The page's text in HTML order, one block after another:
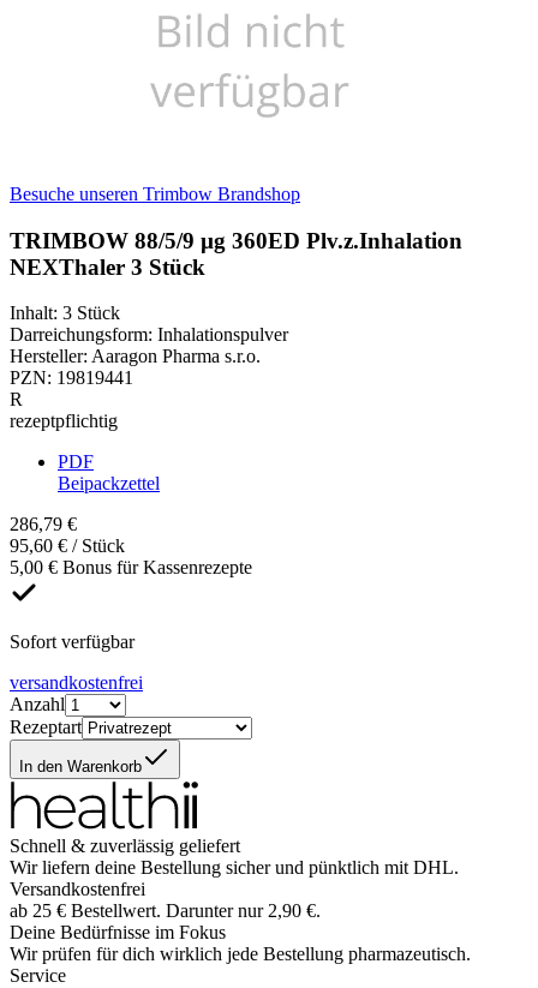
Besuche unseren Trimbow Brandshop
TRIMBOW 88/5/9 µg 360ED Plv.z.Inhalation
NEXThaler 3 Stück
Inhalt: 3 Stück
Darreichungsform: Inhalationspulver
Hersteller: Aaragon Pharma s.r.o.
PZN: 19819441
R
rezeptpflichtig
PDF
Beipackzettel
286,79 €
95,60 € / Stück
5,00 € Bonus für Kassenrezepte
Sofort verfügbar
versandkostenfrei
Anzahl
Rezeptart
In den Warenkorb
Schnell & zuverlässig geliefert
Wir liefern deine Bestellung sicher und pünktlich mit DHL.
Versandkostenfrei
ab 25 € Bestellwert. Darunter nur 2,90 €.
Deine Bedürfnisse im Fokus
Wir prüfen für dich wirklich jede Bestellung pharmazeutisch.
Service